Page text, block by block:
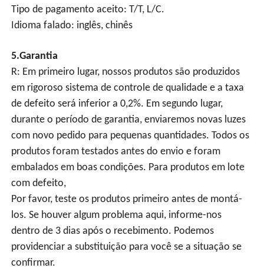
Tipo de pagamento aceito: T/T, L/C.
Idioma falado: inglês, chinês
5.Garantia
R: Em primeiro lugar, nossos produtos são produzidos
em rigoroso sistema de controle de qualidade e a taxa
de defeito será inferior a 0,2%. Em segundo lugar,
durante o período de garantia, enviaremos novas luzes
com novo pedido para pequenas quantidades. Todos os
produtos foram testados antes do envio e foram
embalados em boas condições. Para produtos em lote
com defeito,
Por favor, teste os produtos primeiro antes de montá-
los. Se houver algum problema aqui, informe-nos
dentro de 3 dias após o recebimento. Podemos
providenciar a substituição para você se a situação se
confirmar.